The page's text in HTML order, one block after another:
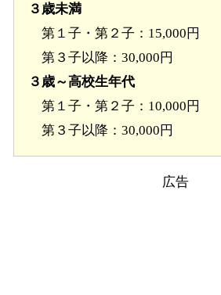
３歳未満
第１子・第２子：15,000円
第３子以降：30,000円
３歳～高校生年代
第１子・第２子：10,000円
第３子以降：30,000円